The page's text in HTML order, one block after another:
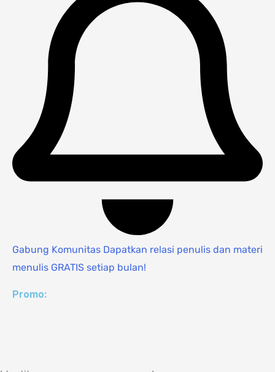
Gabung Komunitas Dapatkan relasi penulis dan materi
menulis GRATIS setiap bulan!
Promo: